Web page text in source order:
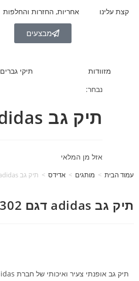
קצת עלינו אחריות, החזרות והחלפות
מבצעים
מזוודות תיקי גברים
נבחר:
תיק גב adidas דגם…
אזל מן המלאי
עמוד הבית > מותגים > אדידס > תיק גב adidas דגם 00302
תיק גב adidas דגם 00302